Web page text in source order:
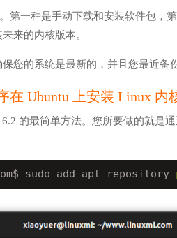
第一种是手动下载和安装软件包，
来的内核版本。
您的系统是最新的，并且您最近备
在 Ubuntu 上安装 Linux 内
的最简单方法。您所要做的就是
sudo add-apt-repository